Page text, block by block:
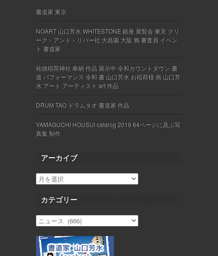
書道家 東京
NOART 山口芳水 WHITESTONE 銀座 展覧会 東京 クリ
ーク・アンド・リバー社 大昌園 大阪 鴉 審査員 イベン
ト 書道家
祐徳稲荷神社 奉納 作品 展示中 令和カウントダウン 書
道 パフォーマンス 令和 書 山口芳水 お稲荷様 画 山口芳
水 アート アーティスト art 作品
DRUM TAO ドラムタオ 書道家 作品
YAMAGUCHI HOUSUI catalog 2019 64ページに及ぶ写
真集 制作
アーカイブ
カテゴリー